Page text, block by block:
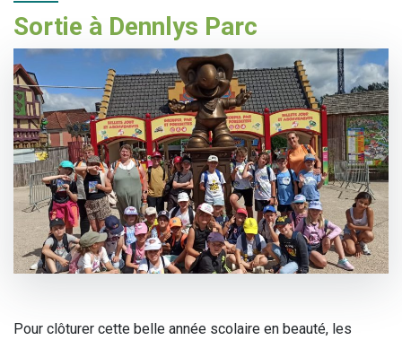
Sortie à Dennlys Parc
Pour clôturer cette belle année scolaire en beauté, les